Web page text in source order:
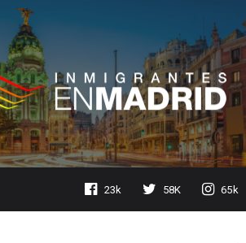
23k 58K 65k